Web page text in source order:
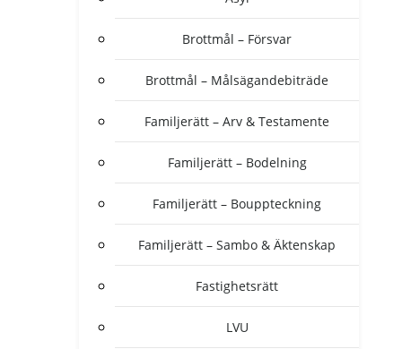
Brottmål – Försvar
Brottmål – Målsägandebiträde
Familjerätt – Arv & Testamente
Familjerätt – Bodelning
Familjerätt – Bouppteckning
Familjerätt – Sambo & Äktenskap
Fastighetsrätt
LVU